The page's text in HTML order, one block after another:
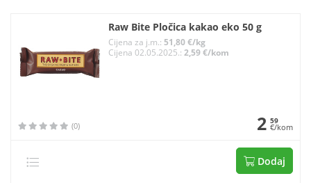
Raw Bite Pločica kakao eko 50 g
Cijena za j.m.: 51,80 €/kg
Cijena 02.05.2025.: 2,59 €/kom
(0) 2 59
€/kom
Dodaj